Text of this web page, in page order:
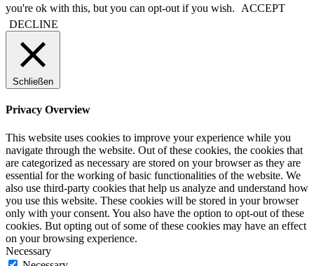
you're ok with this, but you can opt-out if you wish.
ACCEPT
DECLINE
Schließen
Privacy Overview
This website uses cookies to improve your experience while you
navigate through the website. Out of these cookies, the cookies that
are categorized as necessary are stored on your browser as they are
essential for the working of basic functionalities of the website. We
also use third-party cookies that help us analyze and understand how
you use this website. These cookies will be stored in your browser
only with your consent. You also have the option to opt-out of these
cookies. But opting out of some of these cookies may have an effect
on your browsing experience.
Necessary